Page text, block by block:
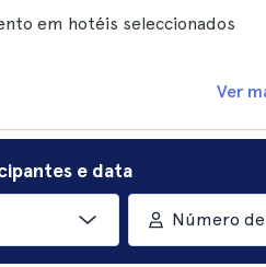
em hotéis seleccionados
Ver
e data
Número